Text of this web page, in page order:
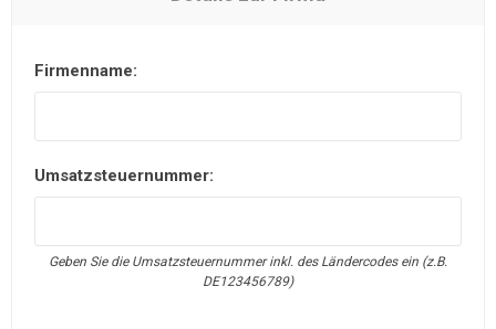
Firmenname:
Umsatzsteuernummer:
Geben Sie die Umsatzsteuernummer inkl. des Ländercodes ein (z.B.
DE123456789)